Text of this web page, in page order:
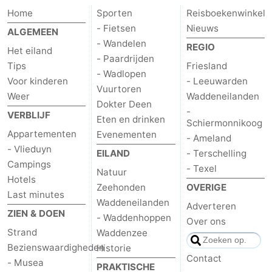
adressen
Regio
Friesland
-
Leeuwarden
Waddeneilanden
-
Schiermonnikoog
Ameland
-
Terschelling
-
Texel
Weer
Contact
Home
ALGEMEEN
Het eiland
Tips
Voor kinderen
Weer
VERBLIJF
Appartementen
- Vlieduyn
Campings
Hotels
Last minutes
ZIEN & DOEN
Strand
Bezienswaardigheden
- Musea
Sporten
- Fietsen
- Wandelen
- Paardrijden
- Wadlopen
Vuurtoren
Dokter Deen
Eten en drinken
Evenementen
EILAND
Natuur
Zeehonden
Waddeneilanden
- Waddenhoppen
Waddenzee
Historie
PRAKTISCHE
Reisboekenwinkel
Nieuws
REGIO
Friesland
- Leeuwarden
Waddeneilanden
-
Schiermonnikoog
- Ameland
- Terschelling
- Texel
OVERIGE
Adverteren
Over ons
Contact